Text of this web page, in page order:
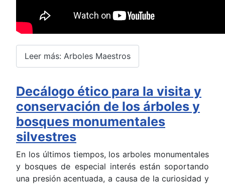
Leer más: Arboles Maestros
Decálogo ético para la visita y
conservación de los árboles y
bosques monumentales
silvestres
En los últimos tiempos, los arboles monumentales
y bosques de especial interés están soportando
una presión acentuada, a causa de la curiosidad y